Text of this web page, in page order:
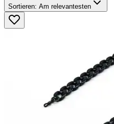
Sortieren: Am relevantesten